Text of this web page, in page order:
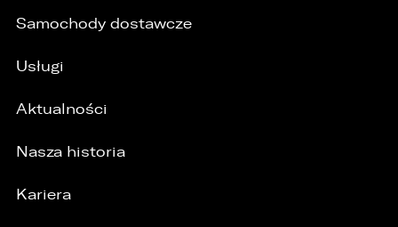
Samochody dostawcze
Usługi
Aktualności
Nasza historia
Kariera